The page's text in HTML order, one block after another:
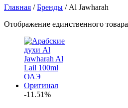
Главная /Бренды / Al Jawharah
Отображение единственного товара
-11.51%